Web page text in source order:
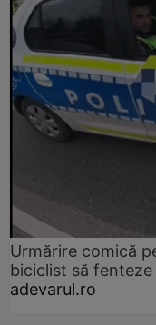
Urmărire comică
biciclist să
adevarul.ro